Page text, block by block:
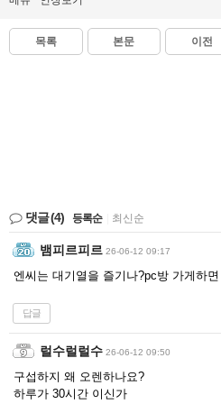
목록 본문 이전
댓글(4) 등록순 최신순
뱀피르피르 26-06-12 09:17
엔씨는 대기열을 즐기나?pc방 가게하
답글
럴수럴럴수 26-06-12 09:50
구섭하지 왜 오렌하나요?
하루가 30시간 이신가